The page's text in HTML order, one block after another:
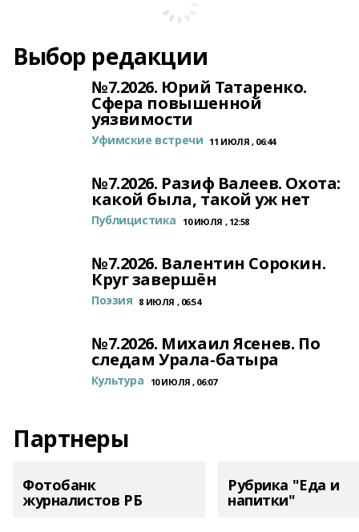
Выбор редакции
№7.2026. Юрий Татаренко.
Сфера повышенной
уязвимости
Уфимские встречи 11 ИЮЛЯ , 06:44
№7.2026. Разиф Валеев. Охота:
какой была, такой уж нет
Публицистика 10 ИЮЛЯ , 12:58
№7.2026. Валентин Сорокин.
Круг завершён
Поэзия 8 ИЮЛЯ , 06:54
№7.2026. Михаил Ясенев. По
следам Урала-батыра
Культура 10 ИЮЛЯ , 06:07
Партнеры
Фотобанк
журналистов РБ
Рубрика "Еда и
напитки"